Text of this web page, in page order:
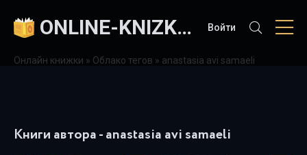
ONLINE-KNIZKI.COM Войти
Онлайн книжки » Облако тегов » anastasia avi samaeli
Книги автора - anastasia avi samaeli